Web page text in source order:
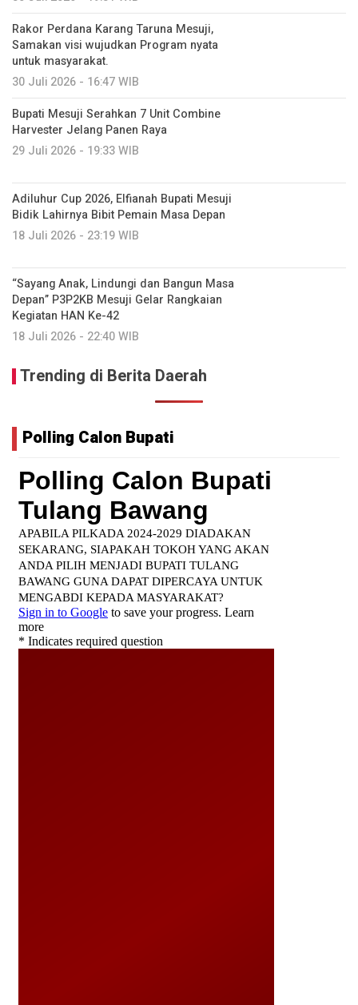
Rakor Perdana Karang Taruna Mesuji,
Samakan visi wujudkan Program nyata
untuk masyarakat.
30 Juli 2026 - 16:47 WIB
Bupati Mesuji Serahkan 7 Unit Combine
Harvester Jelang Panen Raya
29 Juli 2026 - 19:33 WIB
Adiluhur Cup 2026, Elfianah Bupati Mesuji
Bidik Lahirnya Bibit Pemain Masa Depan
18 Juli 2026 - 23:19 WIB
“Sayang Anak, Lindungi dan Bangun Masa
Depan” P3P2KB Mesuji Gelar Rangkaian
Kegiatan HAN Ke-42
18 Juli 2026 - 22:40 WIB
Trending di Berita Daerah
Polling Calon Bupati